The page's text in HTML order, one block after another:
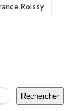
Roissy
Rechercher